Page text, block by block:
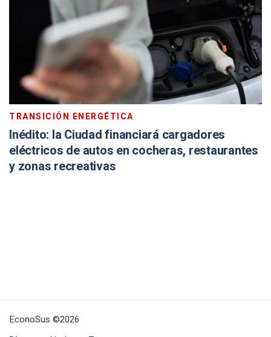
TRANSICIÓN ENERGÉTICA
Inédito: la Ciudad financiará cargadores
eléctricos de autos en cocheras, restaurantes
y zonas recreativas
EconoSus ©2026